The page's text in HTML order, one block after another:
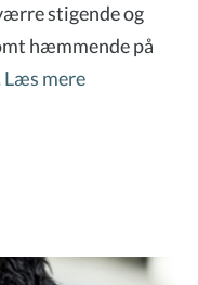
stigende og
hæmmende på
Læs mere